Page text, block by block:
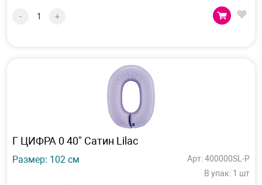
- +
Г ЦИФРА 0 40" Сатин Lilac
Размер: 102 см
Арт: 400000SL-P
В упак: 1 шт